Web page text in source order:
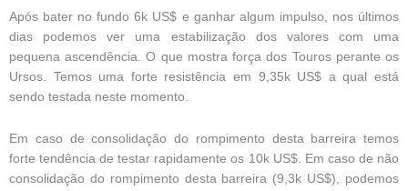
Após bater no fundo 6k US$ e ganhar algum impulso, nos últimos
dias podemos ver uma estabilização dos valores com uma
pequena ascendência. O que mostra força dos Touros perante os
Ursos. Temos uma forte resistência em 9,35k US$ a qual está
sendo testada neste momento.
Em caso de consolidação do rompimento desta barreira temos
forte tendência de testar rapidamente os 10k US$. Em caso de não
consolidação do rompimento desta barreira (9,3k US$), podemos